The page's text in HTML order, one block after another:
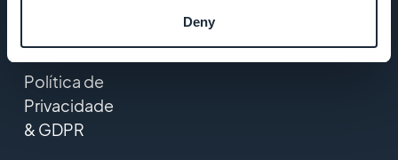
Deny
Política de
Privacidade
& GDPR